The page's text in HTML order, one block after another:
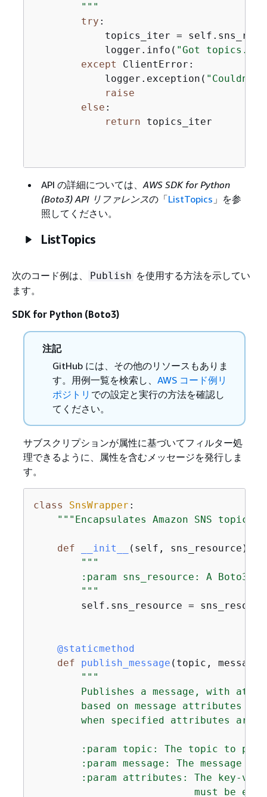
        """
try :
topics_iter =
            logger.info(
"Got topics."
except ClientError:
            logger.exception(
"Couldn't
raise
else :
return topics_iter
API の詳細については、 AWS SDK for Python
(Boto3) API リファレンスの「ListTopics 」を参
照してください。
ListTopics
次のコード例は、 Publish を使用する方法を示してい
ます。
SDK for Python (Boto3)
注記
GitHub には、その他のリソースもありま
す。用例一覧を検索し、 AWS コード例リ
ポジトリ での設定と実行の方法を確認し
てください。
サブスクリプションが属性に基づいてフィルター処
理できるように、属性を含むメッセージを発行しま
す。
class SnsWrapper :
"""Encapsulates Amazon SNS
def __init__ ( self, sns_resource ):
"""
:param sns_resource: A Boto3
        """
self.sns_resource =
    @staticmethod
def
publish_message ( topic,
"""
Publishes a message, with
based on message attributes
when specified attributes are
:param topic: The topic to
:param message: The message to
:param attributes: The key-
must be